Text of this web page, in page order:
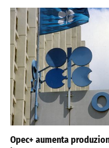
Opec+ aumenta